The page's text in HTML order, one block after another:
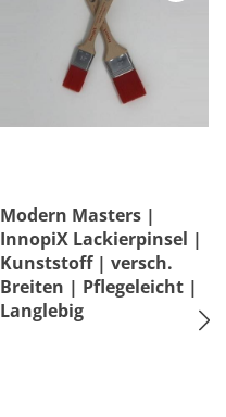
Modern Masters |
InnopiX Lackierpinsel |
Kunststoff | versch.
Breiten | Pflegeleicht |
Langlebig